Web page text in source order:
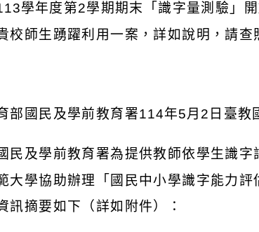
學年度第2學期期末「識字量測驗」
校師生踴躍利用一案，詳如說明，請查
部國民及學前教育署114年5月 2 日臺教
民及學前教育署為提供教師依學生識
大學協助辦理「國民中小學識字能力
訊摘要如下（詳如附件）：